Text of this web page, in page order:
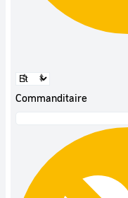
Commanditaire